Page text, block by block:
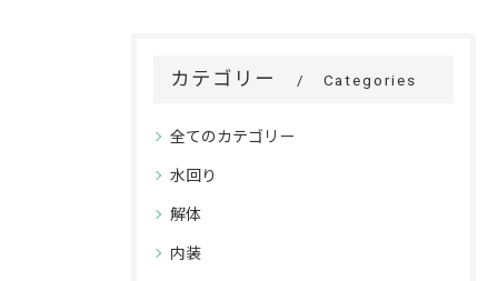
カテゴリー Categories
全てのカテゴリー
水回り
解体
内装